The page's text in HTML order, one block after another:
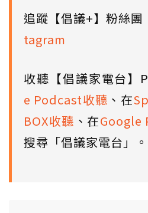
追蹤【倡議+】粉絲團
tagram
收聽【倡議家電台】
e Podcast收聽 、在
BOX收聽 、在Google
搜尋「倡議家電台」。